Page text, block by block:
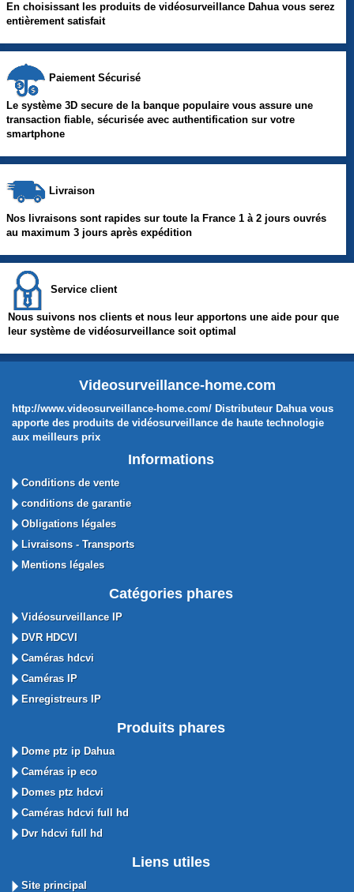
En choisissant les produits de vidéosurveillance Dahua vous serez
entièrement satisfait
Paiement Sécurisé
Le système 3D secure de la banque populaire vous assure une
transaction fiable, sécurisée avec authentification sur votre
smartphone
Livraison
Nos livraisons sont rapides sur toute la France 1 à 2 jours ouvrés
au maximum 3 jours après expédition
Service client
Nous suivons nos clients et nous leur apportons une aide pour que
leur système de vidéosurveillance soit optimal
Videosurveillance-home.com
http://www.videosurveillance-home.com/ Distributeur Dahua vous
apporte des produits de vidéosurveillance de haute technologie
aux meilleurs prix
Informations
Conditions de vente
conditions de garantie
Obligations légales
Livraisons - Transports
Mentions légales
Catégories phares
Vidéosurveillance IP
DVR HDCVI
Caméras hdcvi
Caméras IP
Enregistreurs IP
Produits phares
Dome ptz ip Dahua
Caméras ip eco
Domes ptz hdcvi
Caméras hdcvi full hd
Dvr hdcvi full hd
Liens utiles
Site principal